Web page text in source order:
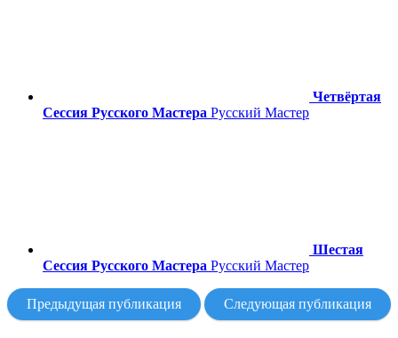
Четвёртая
Сессия Русского Мастера Русский Мастер
Шестая
Сессия Русского Мастера Русский Мастер
Предыдущая публикация Следующая публикация